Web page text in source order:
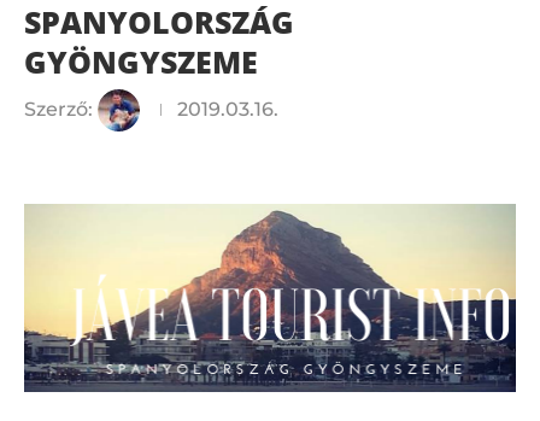
SPANYOLORSZÁG
GYÖNGYSZEME
Szerző: 2019.03.16.